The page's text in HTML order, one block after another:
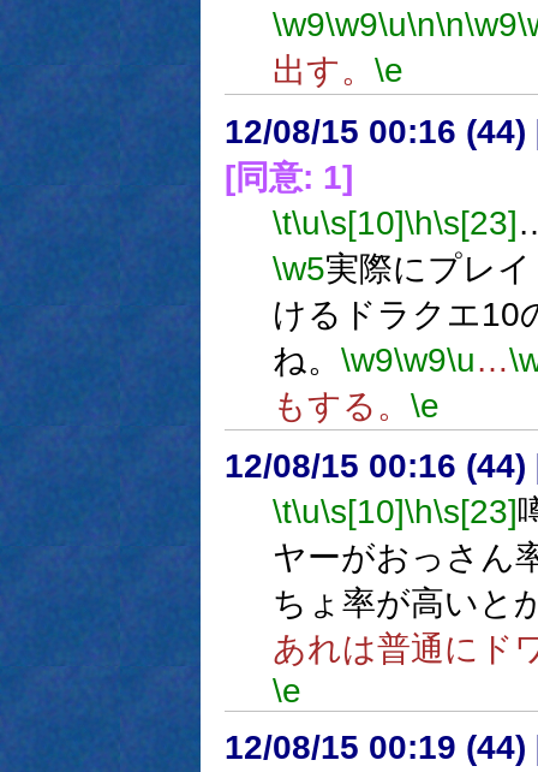
\w9\w9\u\n\n\w9
出す。 \e
12/08/15 00:16 (44)
[同意: 1]
\t\u\s[10]\h\s[23]
\w5実際にプレ
けるドラクエ10
ね。 \w9\w9\u…
もする。 \e
12/08/15 00:16 (44)
\t\u\s[10]\h\s[23]
ヤーがおっさん
ちょ率が高いと
あれは普通にド
\e
12/08/15 00:19 (44)